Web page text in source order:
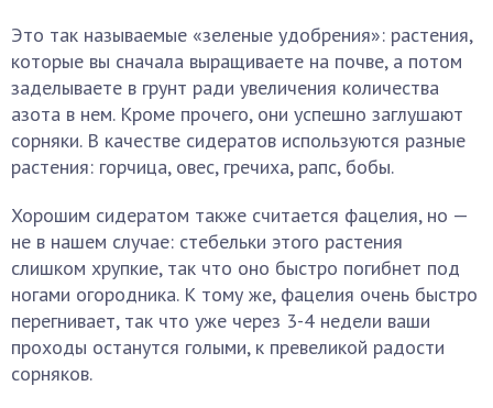
Это так называемые «зеленые удобрения»: растения,
которые вы сначала выращиваете на почве, а потом
заделываете в грунт ради увеличения количества
азота в нем. Кроме прочего, они успешно заглушают
сорняки. В качестве сидератов используются разные
растения: горчица, овес, гречиха, рапс, бобы.
Хорошим сидератом также считается фацелия, но —
не в нашем случае: стебельки этого растения
слишком хрупкие, так что оно быстро погибнет под
ногами огородника. К тому же, фацелия очень быстро
перегнивает, так что уже через 3-4 недели ваши
проходы останутся голыми, к превеликой радости
сорняков.